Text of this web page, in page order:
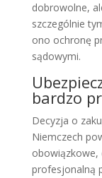
dobrowolne,
szczególnie
ono ochronę
sądowymi.
bardzo
Decyzja o
Niemczech
obowiązkowe,
profesjonalną